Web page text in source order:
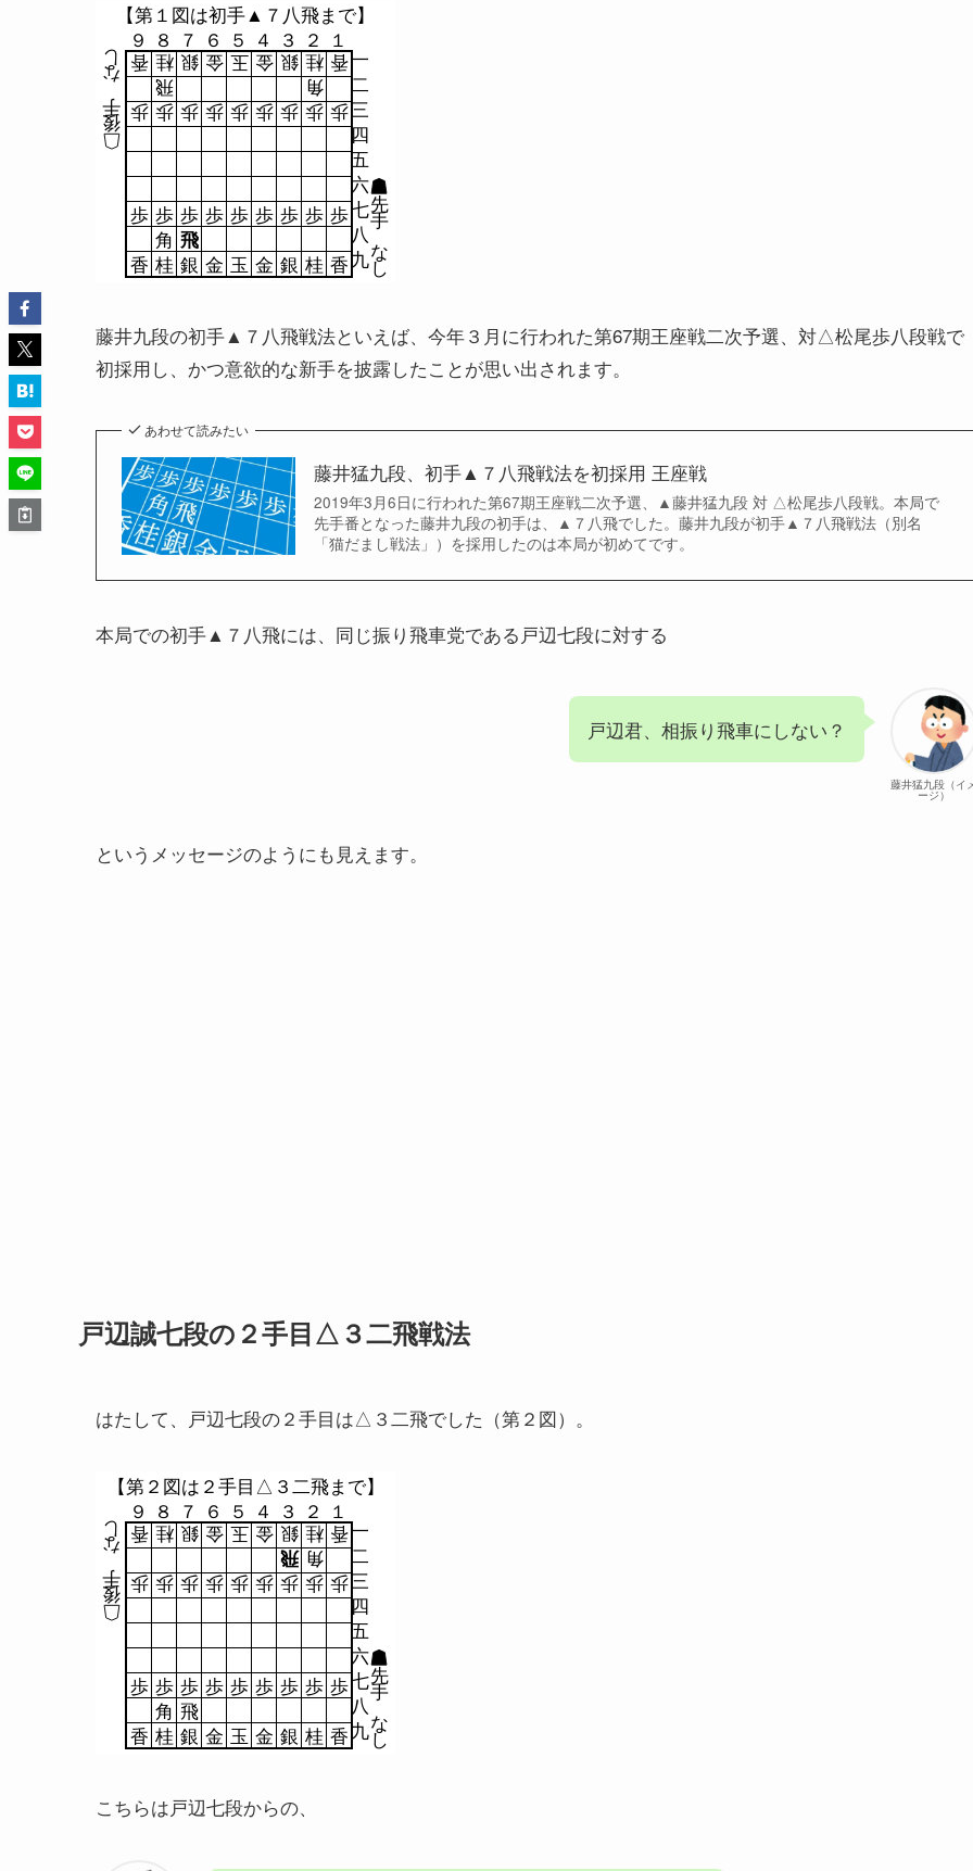
【第１図は初手▲７八飛まで】
９
一
８
二
７
三
６
四
５
五
４
六
３
七
２
八
１
九
香 桂 銀 金 玉 金 銀 桂 香
飛
角
歩 歩 歩 歩 歩 歩 歩 歩 歩
歩 歩 歩 歩 歩 歩 歩 歩 歩
角 飛
香 桂 銀 金 玉 金 銀 桂 香 し
な
手
先
し
な
手
後
藤井九段の初手▲７八飛戦法といえば、今年３月に行われた第67期王座戦二次予選、対△松尾歩八段戦で
初採用し、かつ意欲的な新手を披露したことが思い出されます。
あわせて読みたい
藤井猛九段、初手▲７八飛戦法を初採用 王座戦
2019年3月6日に行われた第67期王座戦二次予選、▲藤井猛九段 対 △松尾歩八段戦。本局で
先手番となった藤井九段の初手は、▲７八飛でした。藤井九段が初手▲７八飛戦法（別名
「猫だまし戦法」）を採用したのは本局が初めてです。
本局での初手▲７八飛には、同じ振り飛車党である戸辺七段に対する
藤井猛九段（イ
ージ）
戸辺君、相振り飛車にしない？
というメッセージのようにも見えます。
戸辺誠七段の２手目△３二飛戦法
はたして、戸辺七段の２手目は△３二飛でした（第２図）。
【第２図は２手目△３二飛まで】
９
一
８
二
７
三
６
四
５
五
４
六
３
七
２
八
１
九
香 桂 銀 金 玉 金 銀 桂 香
飛 角
歩 歩 歩 歩 歩 歩 歩 歩 歩
歩 歩 歩 歩 歩 歩 歩 歩 歩
角 飛
香 桂 銀 金 玉 金 銀 桂 香 し
な
手
先
し
な
手
後
こちらは戸辺七段からの、